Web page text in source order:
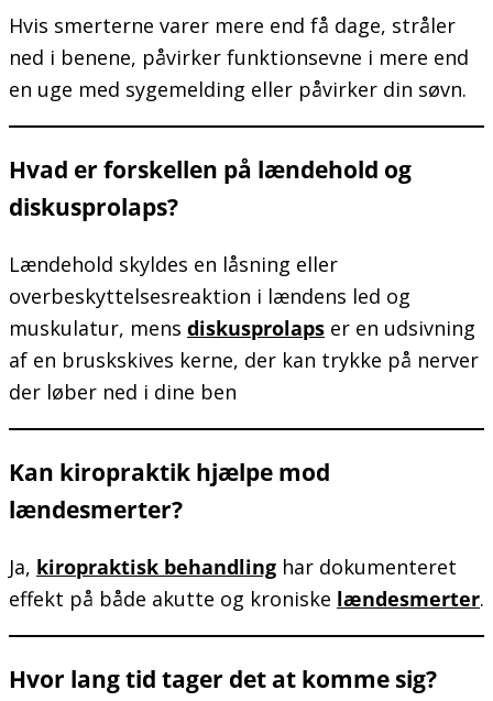
Hvis smerterne varer mere end få dage, stråler
ned i benene, påvirker funktionsevne i mere end
en uge med sygemelding eller påvirker din søvn.
Hvad er forskellen på lændehold og
diskusprolaps?
Lændehold skyldes en låsning eller
overbeskyttelsesreaktion i lændens led og
muskulatur, mens diskusprolaps er en udsivning
af en bruskskives kerne, der kan trykke på nerver
der løber ned i dine ben
Kan kiropraktik hjælpe mod
lændesmerter?
Ja, kiropraktisk behandling har dokumenteret
effekt på både akutte og kroniske lændesmerter.
Hvor lang tid tager det at komme sig?